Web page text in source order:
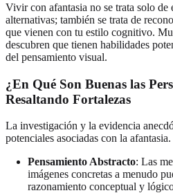
Vivir con afantasia no se trata solo de
alternativas; también se trata de
que vienen con tu estilo cognitivo.
descubren que tienen habilidades
del pensamiento visual.
¿En Qué Son Buenas las
Resaltando Fortalezas
La investigación y la evidencia
potenciales asociadas con la
Pensamiento Abstracto: Las
imágenes concretas a menudo
razonamiento conceptual y